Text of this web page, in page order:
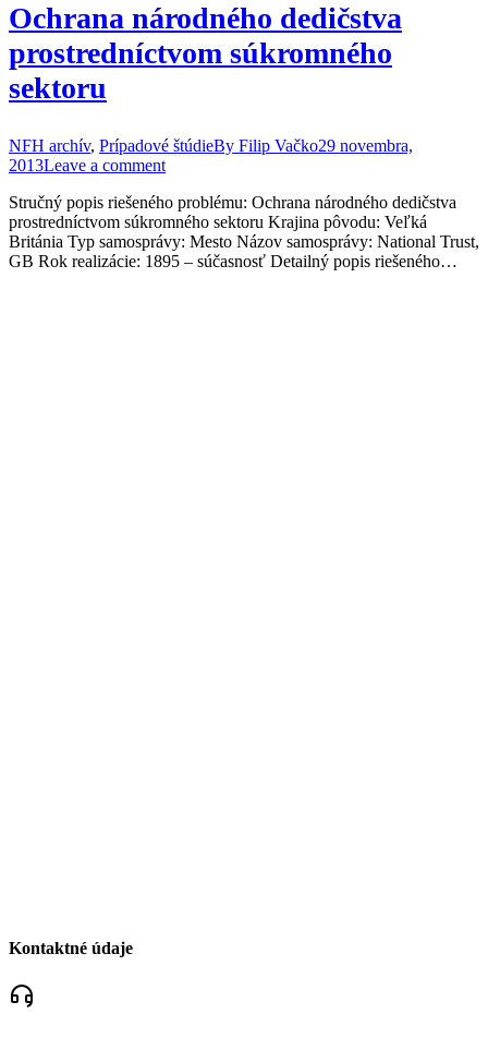
Ochrana národného dedičstva
prostredníctvom súkromného
sektoru
NFH archív, Prípadové štúdieBy Filip Vačko29 novembra,
2013Leave a comment
Stručný popis riešeného problému: Ochrana národného dedičstva
prostredníctvom súkromného sektoru Krajina pôvodu: Veľká
Británia Typ samosprávy: Mesto Názov samosprávy: National Trust,
GB Rok realizácie: 1895 – súčasnosť Detailný popis riešeného…
Kontaktné údaje